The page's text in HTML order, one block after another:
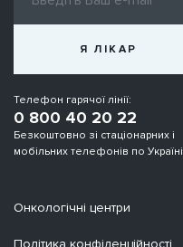
Я ЛІКАР
Телефон гарячої лінії:
0 800 40 20 22
Безкоштовно зі стаціонарних і
мобільних телефонів по Україні
Онкологічні центри
Політика конфіденційності